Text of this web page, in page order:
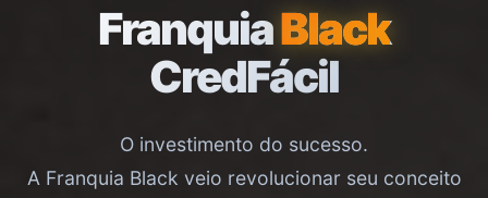
FranquiaBlack
CredFácil
O investimento do sucesso.
A Franquia Black veio revolucionar seu conceito